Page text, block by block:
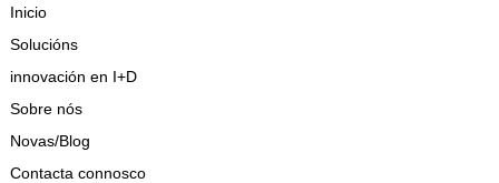
Inicio
Solucións
innovación en I+D
Sobre nós
Novas/Blog
Contacta connosco